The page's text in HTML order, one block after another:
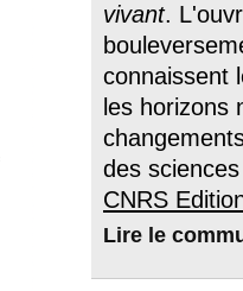
vivant.
connaissent
les horizons
des
CNRS
Lire le